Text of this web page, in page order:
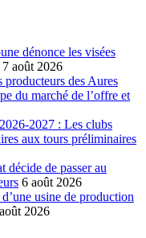
dénonce les visées
7 août 2026
producteurs des Aures
du marché de l’offre et
2027 : Les clubs
aux tours préliminaires
décide de passer au
6 août 2026
usine de production
2026